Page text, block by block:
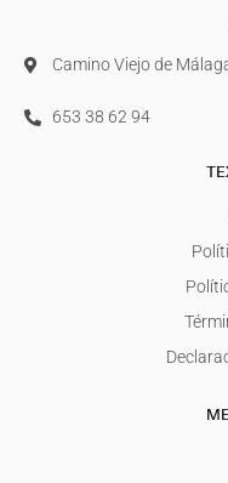
Camino Viejo de
653 38 62 94